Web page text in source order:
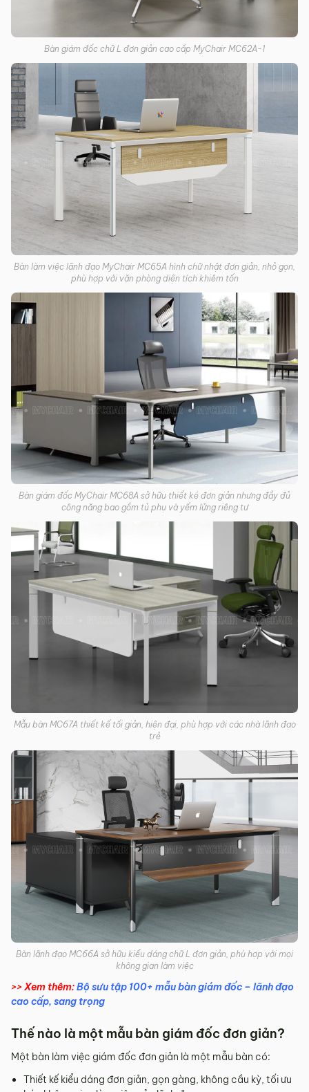
Bàn giám đốc chữ L đơn giản cao cấp MyChair MC62A-1
Bàn làm việc lãnh đạo MyChair MC65A hình chữ nhật đơn giản, nhỏ gọn,
phù hợp với văn phòng diện tích khiêm tốn
Bàn giám đốc MyChair MC68A sở hữu thiết ké đơn giản nhưng đầy đủ
công năng bao gồm tủ phụ và yếm lửng riêng tư
Mẫu bàn MC67A thiết kế tối giản, hiện đại, phù hợp với các nhà lãnh đạo
trẻ
Bàn lãnh đạo MC66A sở hữu kiểu dáng chữ L đơn giản, phù hợp với mọi
không gian làm việc
>> Xem thêm:Bộ sưu tập 100+ mẫu bàn giám đốc – lãnh đạo
cao cấp, sang trọng
Thế nào là một mẫu bàn giám đốc đơn giản?
Một bàn làm việc giám đốc đơn giản là một mẫu bàn có:
Thiết kế kiểu dáng đơn giản, gọn gàng, không cầu kỳ, tối ưu